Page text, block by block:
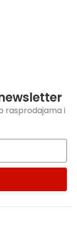
rasprodajama i